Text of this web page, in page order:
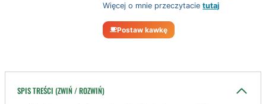
Więcej o mnie przeczytacietutaj
Postaw kawkę
SPIS TREŚCI (ZWIŃ / ROZWIŃ)